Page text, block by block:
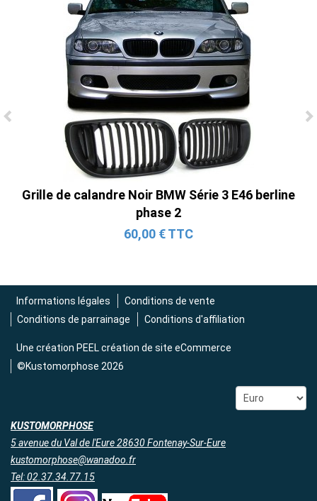
Ligne Cat-Back Active 4 Sorties avec
Tube en H pour Ford Mustang GT & V6
(2015-2023)
2 690,00 € TTC
Grille de calandre Noir BMW Série 3 E46 berline
phase 2
60,00 € TTC
Informations légales
Conditions de vente
Conditions de parrainage
Conditions d'affiliation
Une création PEEL création de site eCommerce
©Kustomorphose 2026
KUSTOMORPHOSE
5 avenue du Val de l'Eure 28630 Fontenay-Sur-Eure
kustomorphose@wanadoo.fr
Tel: 02.37.34.77.15